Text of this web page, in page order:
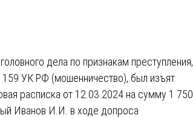
дела по признакам преступления,
159 УК РФ (мошенничество), был изъят
расписка от 12.03.2024 на сумму 1 750
Иванов И.И. в ходе допроса